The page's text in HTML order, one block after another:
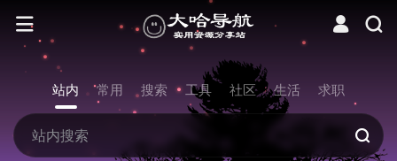
站内 常用 搜索 工具 社区 生活 求职